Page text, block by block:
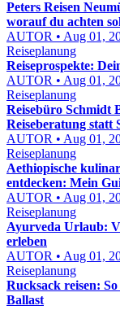
Peters Reisen
worauf du achten
AUTOR • Aug 01,
Reiseplanung
Reiseprospekte:
AUTOR • Aug 01,
Reiseplanung
Reisebüro Schmidt
Reiseberatung statt
AUTOR • Aug 01,
Reiseplanung
Aethiopische
entdecken: Mein
AUTOR • Aug 01,
Reiseplanung
Ayurveda Urlaub:
erleben
AUTOR • Aug 01,
Reiseplanung
Rucksack reisen:
Ballast